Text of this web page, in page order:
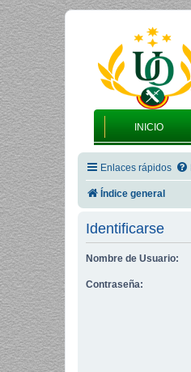
INICIO
Enlaces rápidos
Índice general
Identificarse
Nombre de Usuario:
Contraseña: